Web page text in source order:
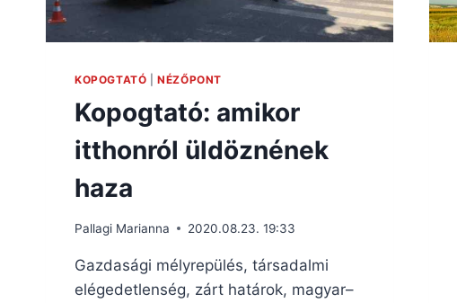
KOPOGTATÓ |NÉZŐPONT
Kopogtató: amikor
itthonról üldöznének
haza
Pallagi Marianna 2020.08.23. 19:33
Gazdasági mélyrepülés, társadalmi
elégedetlenség, zárt határok, magyar–